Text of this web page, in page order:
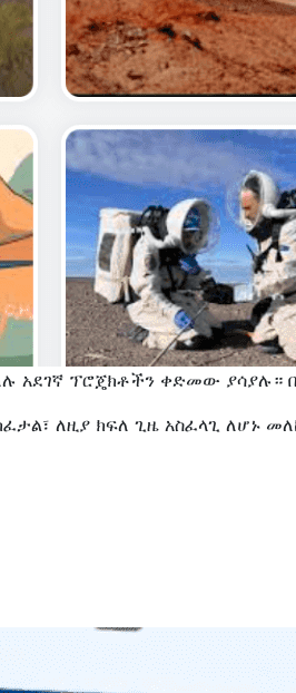
ፕሮጄክቶችን ቀድመው ያሳያሉ።
ለዚያ ክፍለ ጊዜ አስፈላጊ